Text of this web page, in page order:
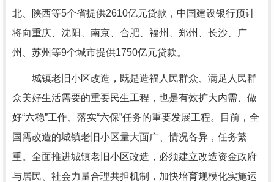
北、陕西等5个省提供2610亿元贷款，中国建设银行预计
将向重庆、沈阳、南京、合肥、福州、郑州、长沙、广
州、苏州等9个城市提供1750亿元贷款。
城镇老旧小区改造，既是造福人民群众、满足人民群
众美好生活需要的重要民生工程，也是有效扩大内需、做
好“六稳”工作、落实“六保”任务的重要发展工程。目前，全
国需改造的城镇老旧小区量大面广、情况各异，任务繁
重。全面推进城镇老旧小区改造，必须建立改造资金政府
与居民、社会力量合理共担机制，加快培育规模化实施运